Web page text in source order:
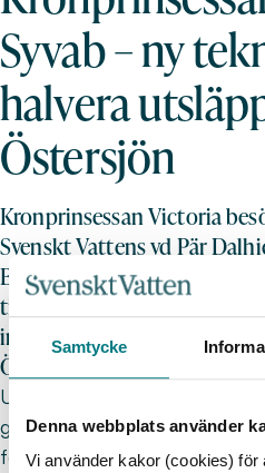
Samtycke
Denna webbplats använder
Vi använder kakor (cookies)
Syvab – ny
halvera
Östersjön
Kronprinsessan Victoria
Svenskt Vattens vd Pär
Botkyrka där Syvab just nu
till- och ombyggnad. Med
installeras kommer
Östersjön att halveras.
Under studiebesöket fick
genomgång av de olika
försedimentering och